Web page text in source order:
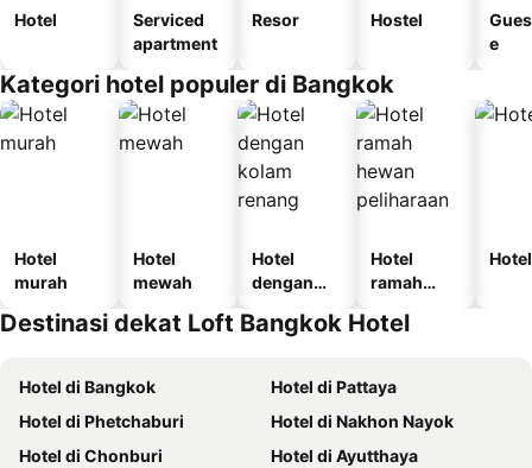
Hotel
Serviced
apartment
Resor Hostel
e
Kategori hotel populer di Bangkok
Hotel
murah
Hotel
mewah
Hotel
dengan
renang
Hotel
ramah
peliharaan
Destinasi dekat Loft Bangkok Hotel
Hotel di Bangkok
Hotel di Pattaya
Hotel di Phetchaburi
Hotel di Nakhon Nayok
Hotel di Chonburi
Hotel di Ayutthaya